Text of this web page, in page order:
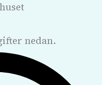
nedan.